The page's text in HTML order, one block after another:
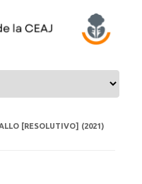
[RESOLUTIVO] (2021)